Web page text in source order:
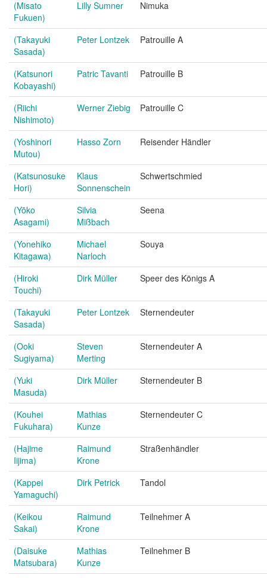
(Misato
Fukuen)
Lilly Sumner Nimuka
(Takayuki
Sasada)
Peter Lontzek Patrouille A
(Katsunori
Kobayashi)
Patric Tavanti Patrouille B
(Riichi
Nishimoto)
Werner Ziebig Patrouille C
(Yoshinori
Mutou)
Hasso Zorn Reisender Händler
(Katsunosuke
Hori)
Klaus
Sonnenschein
Schwertschmied
(Yōko
Asagami)
Silvia
Mißbach
Seena
(Yonehiko
Kitagawa)
Michael
Narloch
Souya
(Hiroki
Touchi)
Dirk Müller Speer des Königs A
(Takayuki
Sasada)
Peter Lontzek Sternendeuter
(Ooki
Sugiyama)
Steven
Merting
Sternendeuter A
(Yuki
Masuda)
Dirk Müller Sternendeuter B
(Kouhei
Fukuhara)
Mathias
Kunze
Sternendeuter C
(Hajime
Iijima)
Raimund
Krone
Straßenhändler
(Kappei
Yamaguchi)
Dirk Petrick Tandol
(Keikou
Sakai)
Raimund
Krone
Teilnehmer A
(Daisuke
Matsubara)
Mathias
Kunze
Teilnehmer B